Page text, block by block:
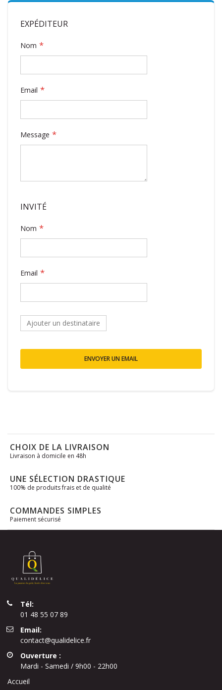
EXPÉDITEUR
Nom
Email
Message
INVITÉ
Nom
Email
Ajouter un destinataire
ENVOYER UN EMAIL
CHOIX DE LA LIVRAISON
Livraison à domicile en 48h
UNE SÉLECTION DRASTIQUE
100% de produits frais et de qualité
COMMANDES SIMPLES
Paiement sécurisé
Tél:
01 48 55 07 89
Email:
contact@qualidelice.fr
Ouverture :
Mardi - Samedi / 9h00 - 22h00
Accueil